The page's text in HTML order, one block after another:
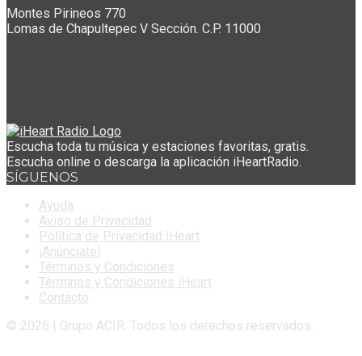
Montes Pirineos 770
Lomas de Chapultepec V Sección. C.P. 11000
Escucha toda tu música y estaciones favoritas, gratis.
Escucha online o descarga la aplicación iHeartRadio.
SÍGUENOS
Ayuda
Aviso de Privacidad
Politica de Privacidad iHeart
¡Anúnciate!
Términos y Condiciones
Términos y Condiciones iHeart
Contacto
© 2026 | Grupo ACIR. Todos los derechos reservados.